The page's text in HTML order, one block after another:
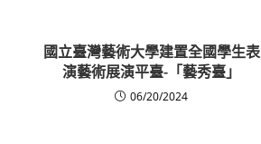
國立臺灣藝術大學建置全國學生表
演藝術展演平臺-「藝秀臺」
06/20/2024